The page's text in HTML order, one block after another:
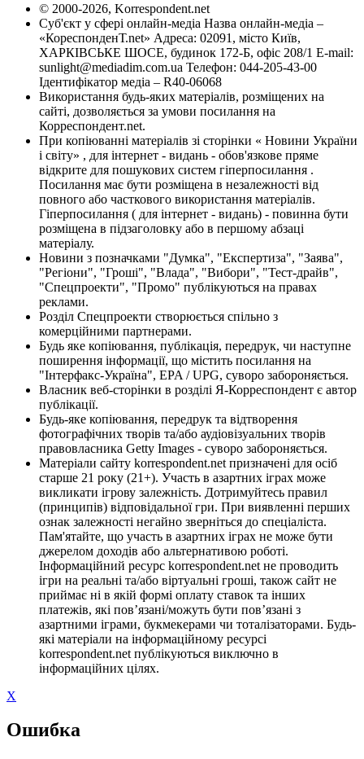
© 2000-2026, Korrespondent.net
Суб'єкт у сфері онлайн-медіа Назва онлайн-медіа –
«КореспонденТ.net» Адреса: 02091, місто Київ,
ХАРКІВСЬКЕ ШОСЕ, будинок 172-Б, офіс 208/1 E-mail:
sunlight@mediadim.com.ua Телефон: 044-205-43-00
Ідентифікатор медіа – R40-06068
Використання будь-яких матеріалів, розміщених на
сайті, дозволяється за умови посилання на
Корреспондент.net.
При копіюванні матеріалів зі сторінки « Новини України
і світу» , для інтернет - видань - обов'язкове пряме
відкрите для пошукових систем гіперпосилання .
Посилання має бути розміщена в незалежності від
повного або часткового використання матеріалів.
Гіперпосилання ( для інтернет - видань) - повинна бути
розміщена в підзаголовку або в першому абзаці
матеріалу.
Новини з позначками "Думка", "Експертиза", "Заява",
"Регіони", "Гроші", "Влада", "Вибори", "Тест-драйв",
"Спецпроекти", "Промо" публікуються на правах
реклами.
Розділ Спецпроекти створюється спільно з
комерційними партнерами.
Будь яке копіювання, публікація, передрук, чи наступне
поширення інформації, що містить посилання на
"Інтерфакс-Україна", EPA / UPG, суворо забороняється.
Власник веб-сторінки в розділі Я-Корреспондент є автор
публікації.
Будь-яке копіювання, передрук та відтворення
фотографічних творів та/або аудіовізуальних творів
правовласника Getty Images - суворо забороняється.
Матеріали сайту korrespondent.net призначені для осіб
старше 21 року (21+). Участь в азартних іграх може
викликати ігрову залежність. Дотримуйтесь правил
(принципів) відповідальної гри. При виявленні перших
ознак залежності негайно зверніться до спеціаліста.
Пам'ятайте, що участь в азартних іграх не може бути
джерелом доходів або альтернативою роботі.
Інформаційний ресурс korrespondent.net не проводить
ігри на реальні та/або віртуальні гроші, також сайт не
приймає ні в якій формі оплату ставок та інших
платежів, які пов’язані/можуть бути пов’язані з
азартними іграми, букмекерами чи тоталізаторами. Будь-
які матеріали на інформаційному ресурсі
korrespondent.net публікуються виключно в
інформаційних цілях.
X
Ошибка